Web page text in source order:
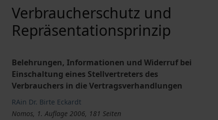
Verbraucherschutz und
Repräsentationsprinzip
Belehrungen, Informationen und Widerruf bei
Einschaltung eines Stellvertreters des
Verbrauchers in die Vertragsverhandlungen
RAin Dr. Birte Eckardt
Nomos, 1. Auflage 2006, 181 Seiten